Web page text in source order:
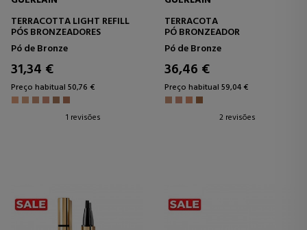
TERRACOTTA LIGHT REFILL
PÓS BRONZEADORES
Pó de Bronze
31,34 €
Preço habitual 50,76 €
1 revisões
TERRACOTA
PÓ BRONZEADOR
Pó de Bronze
36,46 €
Preço habitual 59,04 €
2 revisões